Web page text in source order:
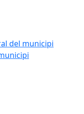
del municipi